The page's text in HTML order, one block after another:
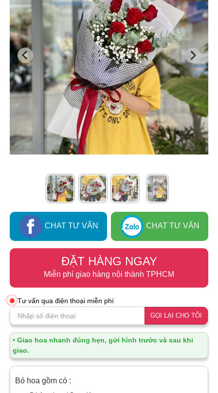
CHAT TƯ VẤN CHAT TƯ VẤN
ĐẶT HÀNG NGAY
Miễn phí giao hàng nội thành TPHCM
Tư vấn qua điện thoại miễn phí
GỌI LẠI CHO TÔI
• Giao hoa nhanh đúng hẹn, gửi hình trước và sau khi
giao.
Bó hoa gồm có :